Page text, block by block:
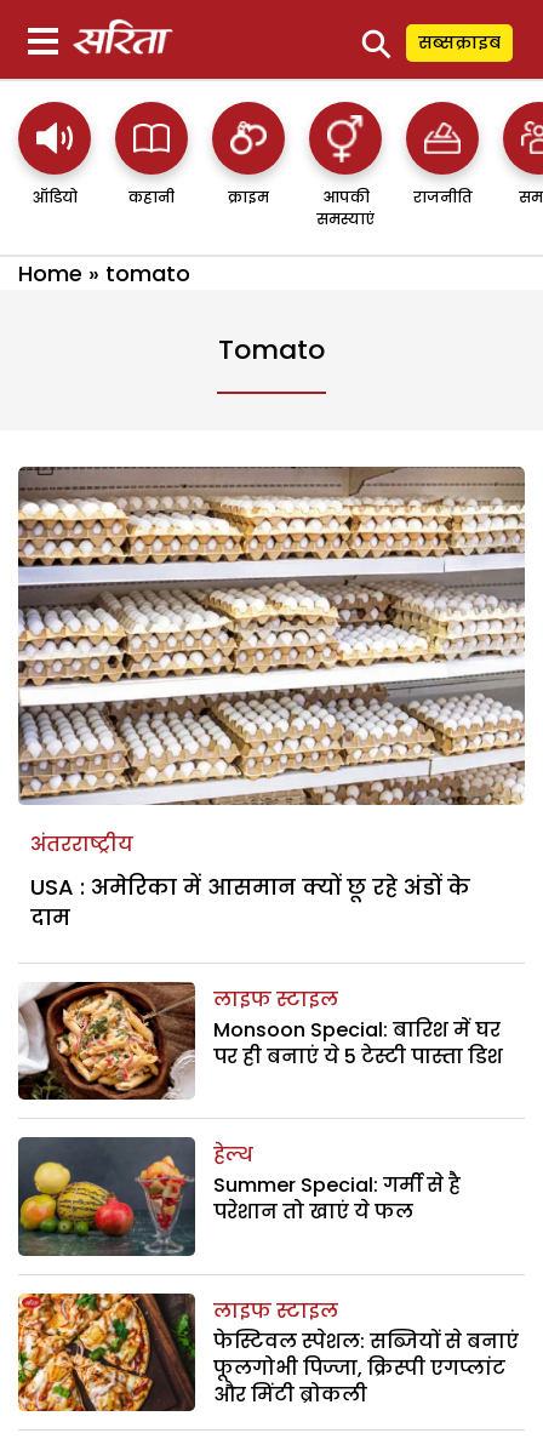
⚲ सब्सक्राइब
ऑडियो कहानी क्राइम
आपकी
समस्याएं
राजनीति
Home » tomato
Tomato
अंतरराष्ट्रीय
USA : अमेरिका में आसमान क्यों छू रहे अंडों के
दाम
लाइफ स्टाइल
Monsoon Special: बारिश में घर
पर ही बनाएं ये 5 टेस्टी पास्ता डिश
हेल्थ
Summer Special: गर्मी से है
परेशान तो खाएं ये फल
लाइफ स्टाइल
फेस्टिवल स्पेशल: सब्जियों से बनाएं
फूलगोभी पिज्जा, क्रिस्पी एगप्लांट
और मिंटी ब्रोकली